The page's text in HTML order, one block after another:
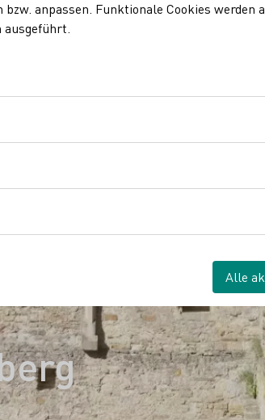
anpassen. Funktionale Cookies werden
Alle